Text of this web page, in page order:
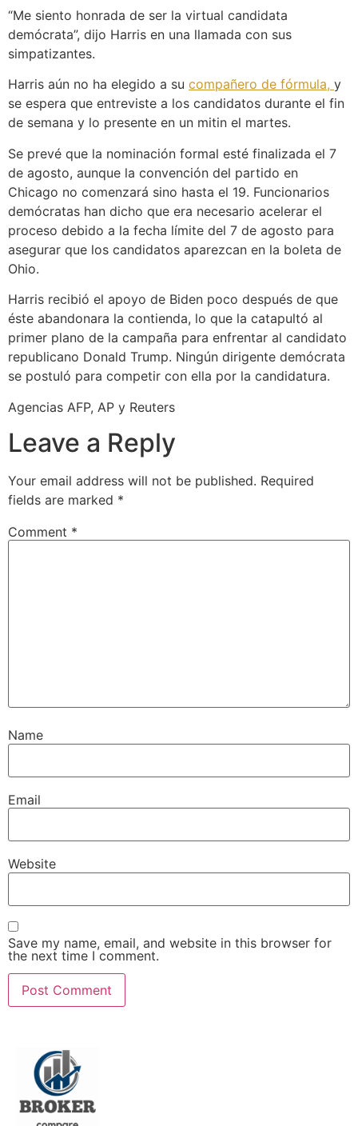
“Me siento honrada de ser la virtual candidata
demócrata”, dijo Harris en una llamada con sus
simpatizantes.
Harris aún no ha elegido a su compañero de fórmula, y
se espera que entreviste a los candidatos durante el fin
de semana y lo presente en un mitin el martes.
Se prevé que la nominación formal esté finalizada el 7
de agosto, aunque la convención del partido en
Chicago no comenzará sino hasta el 19. Funcionarios
demócratas han dicho que era necesario acelerar el
proceso debido a la fecha límite del 7 de agosto para
asegurar que los candidatos aparezcan en la boleta de
Ohio.
Harris recibió el apoyo de Biden poco después de que
éste abandonara la contienda, lo que la catapultó al
primer plano de la campaña para enfrentar al candidato
republicano Donald Trump. Ningún dirigente demócrata
se postuló para competir con ella por la candidatura.
Agencias AFP, AP y Reuters
Leave a Reply
Your email address will not be published. Required
fields are marked *
Comment *
Name
Email
Website
Save my name, email, and website in this browser for
the next time I comment.